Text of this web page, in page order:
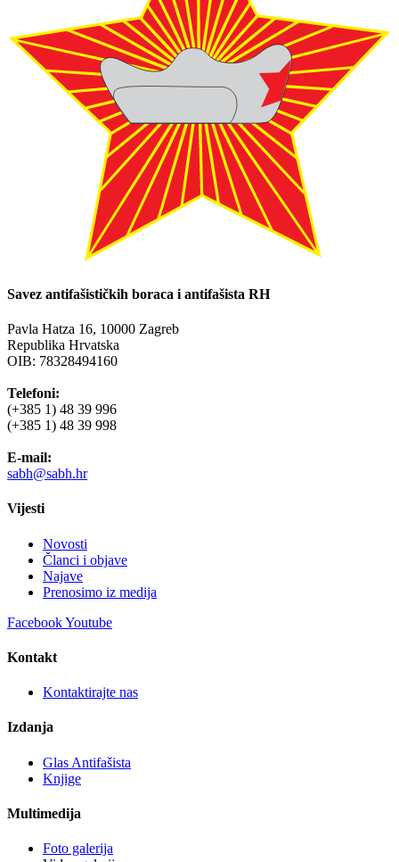
Savez antifašističkih boraca i antifašista RH
Pavla Hatza 16, 10000 Zagreb
Republika Hrvatska
OIB: 78328494160
Telefoni:
(+385 1) 48 39 996
(+385 1) 48 39 998
E-mail:
sabh@sabh.hr
Vijesti
Novosti
Članci i objave
Najave
Prenosimo iz medija
FacebookYoutube
Kontakt
Kontaktirajte nas
Izdanja
Glas Antifašista
Knjige
Multimedija
Foto galerija